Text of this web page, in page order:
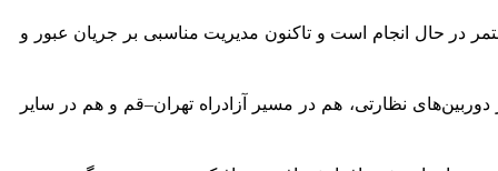
در حال انجام است و تاکنون مدیریت مناسبی بر جریان عبور و
نظارتی، هم در مسیر آزادراه تهران–قم و هم در سایر